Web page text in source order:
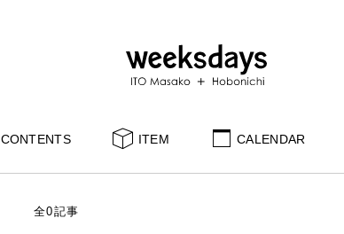
CONTENTS ITEM CALENDAR
全0記事